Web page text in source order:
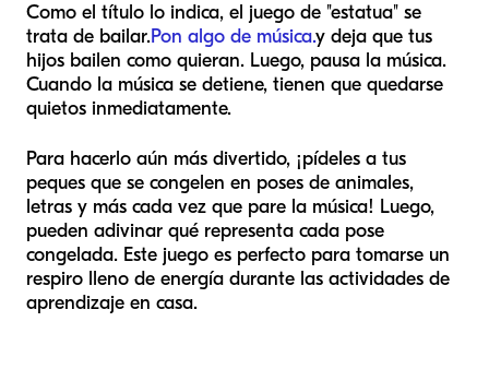
Como el título lo indica, el juego de "estatua" se
trata de bailar.Pon algo de música.y deja que tus
hijos bailen como quieran. Luego, pausa la música.
Cuando la música se detiene, tienen que quedarse
quietos inmediatamente.
Para hacerlo aún más divertido, ¡pídeles a tus
peques que se congelen en poses de animales,
letras y más cada vez que pare la música! Luego,
pueden adivinar qué representa cada pose
congelada. Este juego es perfecto para tomarse un
respiro lleno de energía durante las actividades de
aprendizaje en casa.